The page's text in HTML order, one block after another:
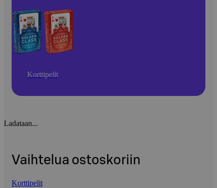
Korttipelit
Ladataan...
Vaihtelua ostoskoriin
Korttipelit